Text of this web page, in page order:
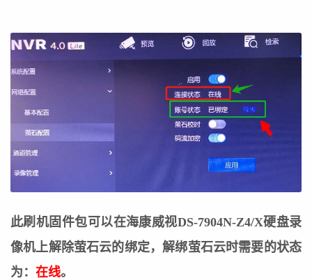
此刷机固件包可以在海康威视DS-7904N-Z4/X硬盘录
像机上解除萤石云的绑定，解绑萤石云时需要的状态
为： 在线。